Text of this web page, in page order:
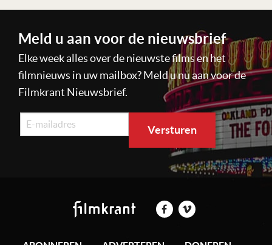
Meld u aan voor de nieuwsbrief
Elke week alles over de nieuwste films en het
filmnieuws in uw mailbox? Meld u nu aan voor de
Filmkrant Nieuwsbrief.